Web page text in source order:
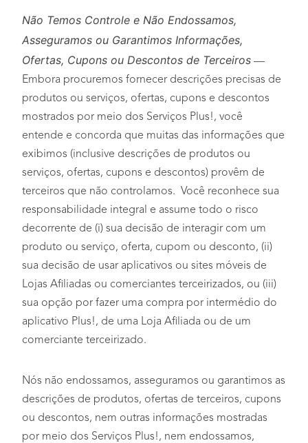
Não Temos Controle e Não Endossamos,
Asseguramos ou Garantimos Informações,
Ofertas, Cupons ou Descontos de Terceiros —
Embora procuremos fornecer descrições precisas de
produtos ou serviços, ofertas, cupons e descontos
mostrados por meio dos Serviços Plus!, você
entende e concorda que muitas das informações que
exibimos (inclusive descrições de produtos ou
serviços, ofertas, cupons e descontos) provêm de
terceiros que não controlamos. Você reconhece sua
responsabilidade integral e assume todo o risco
decorrente de (i) sua decisão de interagir com um
produto ou serviço, oferta, cupom ou desconto, (ii)
sua decisão de usar aplicativos ou sites móveis de
Lojas Afiliadas ou comerciantes terceirizados, ou (iii)
sua opção por fazer uma compra por intermédio do
aplicativo Plus!, de uma Loja Afiliada ou de um
comerciante terceirizado.
Nós não endossamos, asseguramos ou garantimos as
descrições de produtos, ofertas de terceiros, cupons
ou descontos, nem outras informações mostradas
por meio dos Serviços Plus!, nem endossamos,